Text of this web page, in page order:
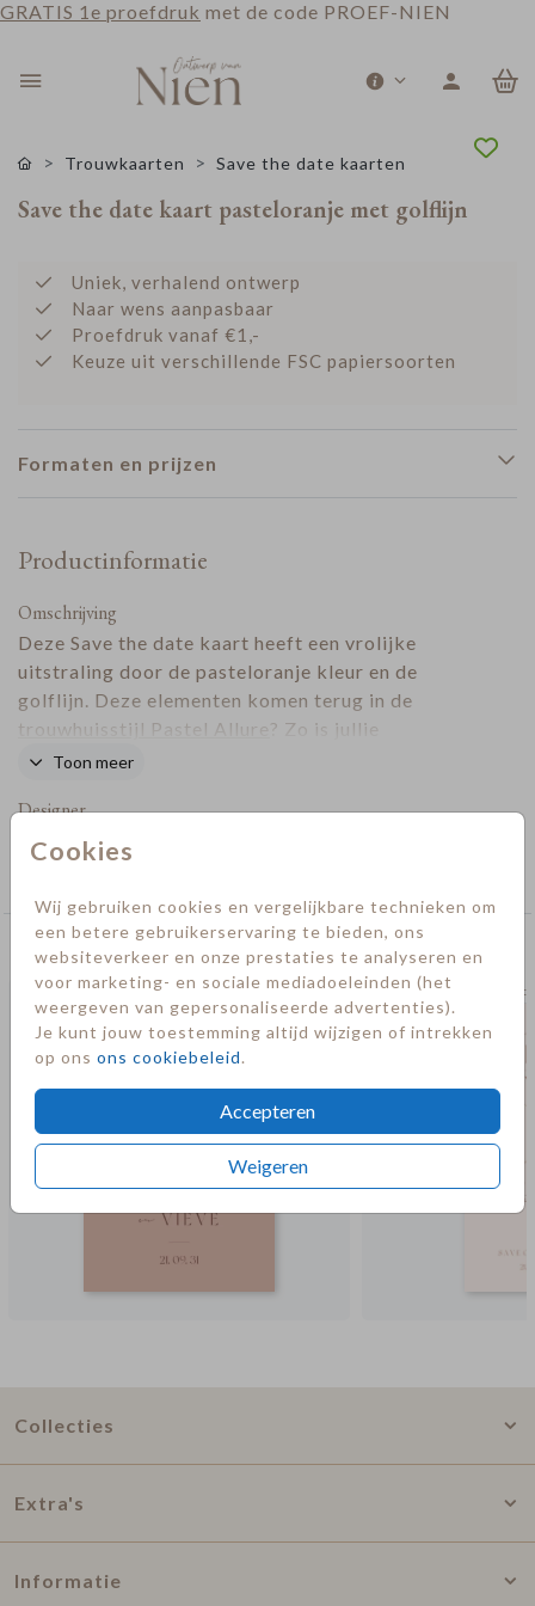
GRATIS 1e proefdruk met de code PROEF-NIEN
Cookies
Wij gebruiken cookies en vergelijkbare technieken om
een betere gebruikerservaring te bieden, ons
websiteverkeer en onze prestaties te analyseren en
voor marketing- en sociale mediadoeleinden (het
weergeven van gepersonaliseerde advertenties).
Je kunt jouw toestemming altijd wijzigen of intrekken
op ons ons cookiebeleid.
Accepteren
Weigeren
Trouwkaarten Save the date kaarten
Save the date kaart pasteloranje met golflijn
Uniek, verhalend ontwerp
Naar wens aanpasbaar
Proefdruk vanaf €1,-
Keuze uit verschillende FSC papiersoorten
Formaten en prijzen
Productinformatie
Omschrijving
Deze Save the date kaart heeft een vrolijke
uitstraling door de pasteloranje kleur en de
golflijn. Deze elementen komen terug in de
trouwhuisstijl Pastel Allure ? Zo is jullie
trouwhuisstijl een mooi geheel!
Toon meer
Designer
Collectie
Deze kaarten vind je misschien ook leuk
save the date save
Collecties
Extra's
Informatie